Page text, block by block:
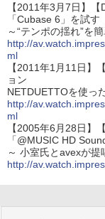
【2011年3月7日】
「Cubase 6」を試す
～“テンポの揺れ”を
http://
ml
【2011年1月11日】
ョン
NETDUETTOを使っ
http://
ml
【2005年6月28日】
「@MUSIC HD Sound
～ 小室氏とavexが提
http://